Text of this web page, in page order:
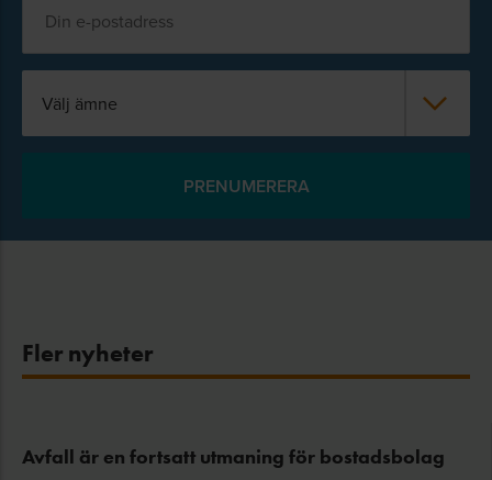
Välj ämne
Fler nyheter
Avfall är en fortsatt utmaning för bostadsbolag